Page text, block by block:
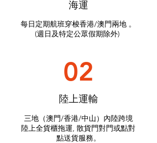
海運
每日定期航班穿梭香港/澳門兩地 。
(週日及特定公眾假期除外)
02
陸上運輸
三地（澳門/香港/中山）內陸跨境
陸上全貨櫃拖運, 散貨門對門或點對
點送貨服務。